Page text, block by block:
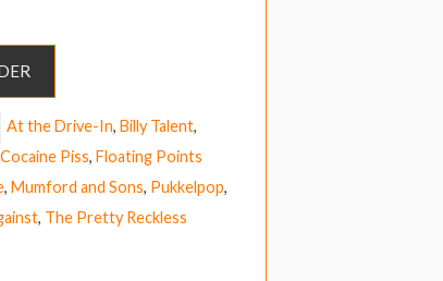
At the Drive-In, Billy Talent,
Cocaine Piss, Floating Points
, Mumford and Sons, Pukkelpop,
, The Pretty Reckless